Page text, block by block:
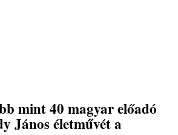
mint 40 magyar előadó
János életművét a